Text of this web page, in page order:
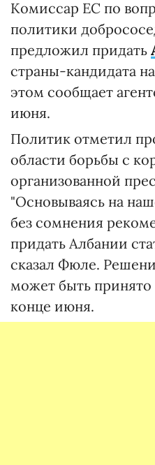
Комиссар ЕС по
политики
предложил придать
страны-кандидата
этом сообщает
июня.
Политик отметил
области борьбы с
организованной
"Основываясь на
без сомнения
придать Албании
сказал Фюле.
может быть
конце июня.